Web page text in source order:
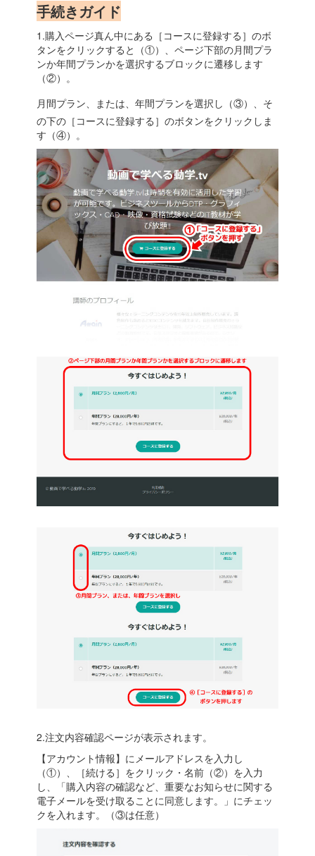
手続きガイド
1.購入ページ真ん中にある［コースに登録する］のボ
タンをクリックすると（①）、ページ下部の月間プラ
ンか年間プランかを選択するブロックに遷移します
（②）。
月間プラン、または、年間プランを選択し（③）、そ
の下の［コースに登録する］のボタンをクリックしま
す（④）。
2.注文内容確認ページが表示されます。
【アカウント情報】にメールアドレスを入力し
（①）、［続ける］をクリック・名前（②）を入力
し、「購入内容の確認など、重要なお知らせに関する
電子メールを受け取ることに同意します。」にチェッ
クを入れます。（③は任意）